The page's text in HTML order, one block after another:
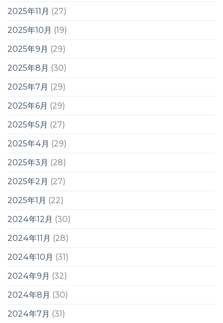
2025年11月 (27)
2025年10月 (19)
2025年9月 (29)
2025年8月 (30)
2025年7月 (29)
2025年6月 (29)
2025年5月 (27)
2025年4月 (29)
2025年3月 (28)
2025年2月 (27)
2025年1月 (22)
2024年12月 (30)
2024年11月 (28)
2024年10月 (31)
2024年9月 (32)
2024年8月 (30)
2024年7月 (31)